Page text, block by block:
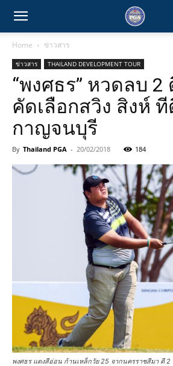
Home ข่าวสาร
ข่าวสาร THAILAND DEVELOPMENT TOUR
“พงศธร” หวดลบ 2
คัดเลือกสวิง สิงห์
กาญจนบุรี
By Thailand PGA - 20/02/2018 184
พงศธร แดงสีอ่อน ก้านเหล็กวัย 25 จากนครราชสีมา ตี 2